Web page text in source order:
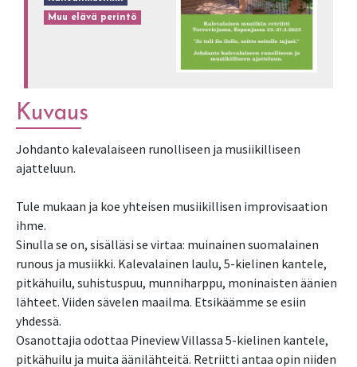
Muu elävä perintö
Kuvaus
Johdanto kalevalaiseen runolliseen ja musiikilliseen
ajatteluun.
Tule mukaan ja koe yhteisen musiikillisen improvisaation
ihme.
Sinulla se on, sisälläsi se virtaa: muinainen suomalainen
runous ja musiikki. Kalevalainen laulu, 5-kielinen kantele,
pitkähuilu, suhistuspuu, munniharppu, moninaisten äänien
lähteet. Viiden sävelen maailma. Etsikäämme se esiin
yhdessä.
Osanottajia odottaa Pineview Villassa 5-kielinen kantele,
pitkähuilu ja muita äänilähteitä. Retriitti antaa opin niiden